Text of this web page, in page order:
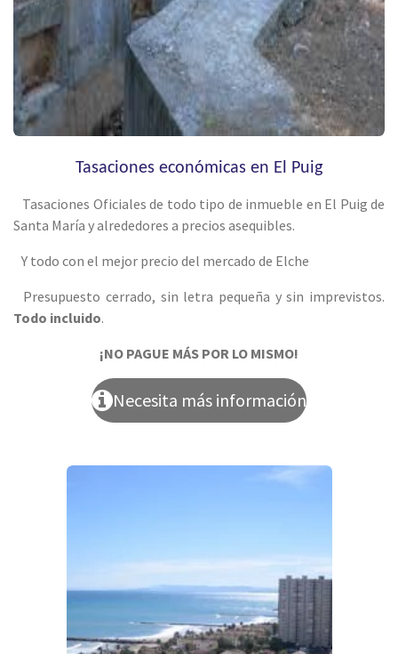
Tasaciones económicas en El Puig
Tasaciones Oficiales de todo tipo de inmueble en El Puig de
Santa María y alrededores a precios asequibles.
Y todo con el mejor precio del mercado de Elche
Presupuesto cerrado, sin letra pequeña y sin imprevistos.
Todo incluido.
¡NO PAGUE MÁS POR LO MISMO!
Necesita más información